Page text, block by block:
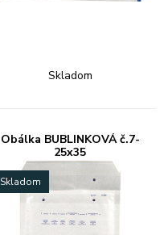
Skladom
Obálka BUBLINKOVÁ č.7-
25x35
Skladom